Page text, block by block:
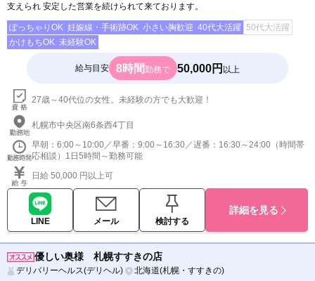
支えられ 安定した営業を続けられて来ております。
ぽっちゃりOK 妊娠線・手術跡OK 小さい胸歓迎 40代大活躍
50代大活躍
かけもちOK 未経験OK
給与目安 8時間勤務で 50,000円 以上
27歳～40代位の女性。未経験の方でも大歓迎！
札幌市中央区南6条西4丁目
早朝：6:00～10:00／早番：9:00～16:30／遅番：16:30～24:00（時間帯
応相談）1日5時間～勤務可能
日給 50,000 円以上可
LINE メール 検討する
詳細を見る
優しい奥様 札幌すすきの店
デリバリーヘルス(デリヘル) 北海道(札幌・すすきの)